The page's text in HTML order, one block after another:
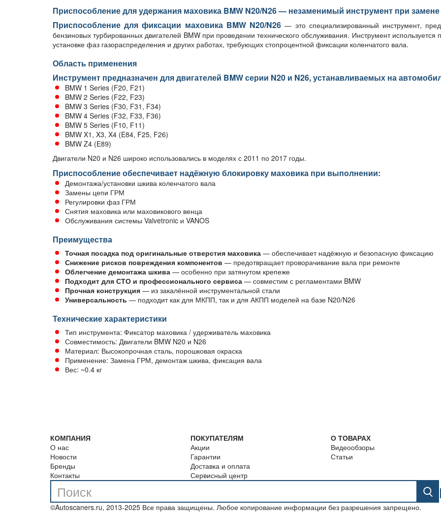
Приспособление для удержания маховика BMW N20/N26 — незаменимый инструмент при
Приспособление для фиксации маховика BMW N20/N26 — это специализированный инструмент,
бензиновых турбированных двигателей BMW при проведении технического обслуживания. Инструмент
установке фаз газораспределения и других работах, требующих стопроцентной фиксации коленчатого вала.
Область применения
Инструмент предназначен для двигателей BMW серии N20 и N26, устанавливаемых на
BMW 1 Series (F20, F21)
BMW 2 Series (F22, F23)
BMW 3 Series (F30, F31, F34)
BMW 4 Series (F32, F33, F36)
BMW 5 Series (F10, F11)
BMW X1, X3, X4 (E84, F25, F26)
BMW Z4 (E89)
Двигатели N20 и N26 широко использовались в моделях с 2011 по 2017 годы.
Приспособление обеспечивает надёжную блокировку маховика при выполнении:
Демонтажа/установки шкива коленчатого вала
Замены цепи ГРМ
Регулировки фаз ГРМ
Снятия маховика или маховикового венца
Обслуживания системы Valvetronic и VANOS
Преимущества
Точная посадка под оригинальные отверстия маховика — обеспечивает надёжную и безопасную фиксацию
Снижение рисков повреждения компонентов — предотвращает проворачивание вала при ремонте
Облегчение демонтажа шкива — особенно при затянутом крепеже
Подходит для СТО и профессионального сервиса — совместим с регламентами BMW
Прочная конструкция — из закалённой инструментальной стали
Универсальность — подходит как для МКПП, так и для АКПП моделей на базе N20/N26
Технические характеристики
Тип инструмента: Фиксатор маховика / удерживатель маховика
Совместимость: Двигатели BMW N20 и N26
Материал: Высокопрочная сталь, порошковая окраска
Применение: Замена ГРМ, демонтаж шкива, фиксация вала
Вес: ~0.4 кг
КОМПАНИЯ
О нас
Новости
Бренды
Контакты
ПОКУПАТЕЛЯМ
Акции
Гарантии
Доставка и оплата
Сервисный центр
О ТОВАРАХ
Видеообзоры
Статьи
©Autoscaners.ru, 2013-2025 Все права защищены. Любое копирование информации без разрешения запрещено.